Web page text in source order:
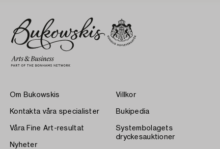
Om Bukowskis
Kontakta våra specialister
Våra Fine Art-resultat
Nyheter
Villkor
Bukipedia
Systembolagets
dryckesauktioner